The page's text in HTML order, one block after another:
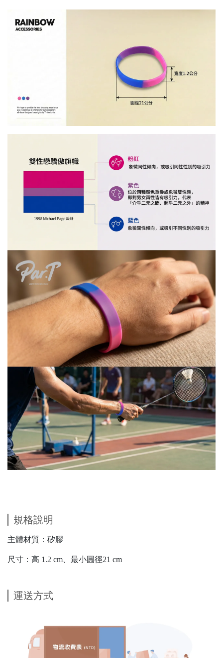
規格說明
主體材質：矽膠
尺寸：高 1.2 cm、最小圓徑21 cm
運送方式